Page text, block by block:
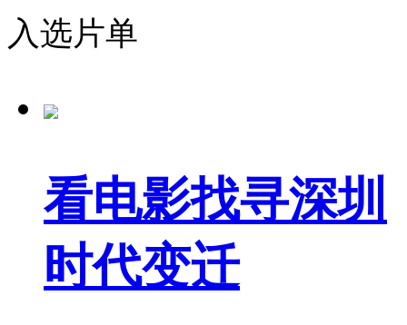
入选片单
看电影找寻深圳
时代变迁